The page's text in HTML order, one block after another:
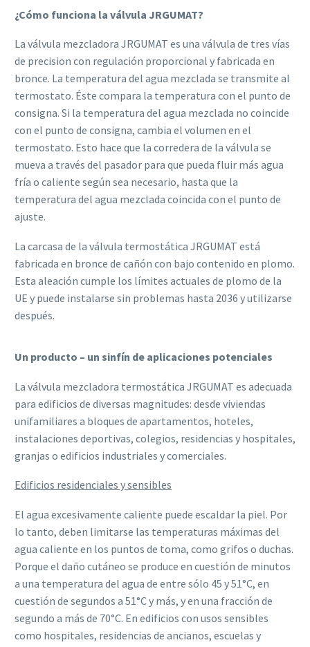
¿Cómo funciona la válvula JRGUMAT?
La válvula mezcladora JRGUMAT es una válvula de tres vías
de precision con regulación proporcional y fabricada en
bronce. La temperatura del agua mezclada se transmite al
termostato. Éste compara la temperatura con el punto de
consigna. Si la temperatura del agua mezclada no coincide
con el punto de consigna, cambia el volumen en el
termostato. Esto hace que la corredera de la válvula se
mueva a través del pasador para que pueda fluir más agua
fría o caliente según sea necesario, hasta que la
temperatura del agua mezclada coincida con el punto de
ajuste.
La carcasa de la válvula termostática JRGUMAT está
fabricada en bronce de cañón con bajo contenido en plomo.
Esta aleación cumple los límites actuales de plomo de la
UE y puede instalarse sin problemas hasta 2036 y utilizarse
después.
Un producto – un sinfín de aplicaciones potenciales
La válvula mezcladora termostática JRGUMAT es adecuada
para edificios de diversas magnitudes: desde viviendas
unifamiliares a bloques de apartamentos, hoteles,
instalaciones deportivas, colegios, residencias y hospitales,
granjas o edificios industriales y comerciales.
Edificios residenciales y sensibles
El agua excesivamente caliente puede escaldar la piel. Por
lo tanto, deben limitarse las temperaturas máximas del
agua caliente en los puntos de toma, como grifos o duchas.
Porque el daño cutáneo se produce en cuestión de minutos
a una temperatura del agua de entre sólo 45 y 51°C, en
cuestión de segundos a 51°C y más, y en una fracción de
segundo a más de 70°C. En edificios con usos sensibles
como hospitales, residencias de ancianos, escuelas y